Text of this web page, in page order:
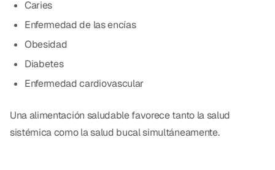
Caries
Enfermedad de las encías
Obesidad
Diabetes
Enfermedad cardiovascular
Una alimentación saludable favorece tanto la salud
sistémica como la salud bucal simultáneamente.